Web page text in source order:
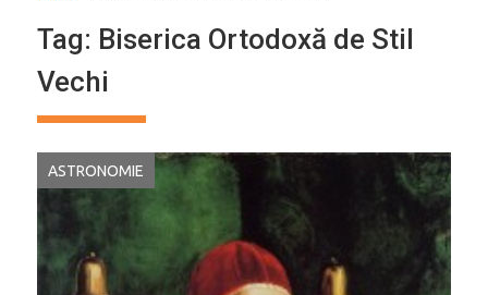
Tag: Biserica Ortodoxă de Stil
Vechi
ASTRONOMIE